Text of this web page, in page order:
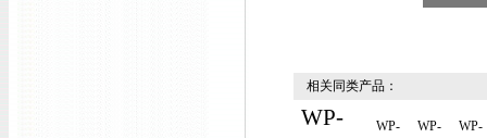
相关同类产品：
WP-
WP-
WP-
WP-